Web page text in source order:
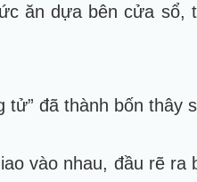
ăn dựa bên cửa sổ,
tử” đã thành bốn thây
vào nhau, đầu rẽ ra